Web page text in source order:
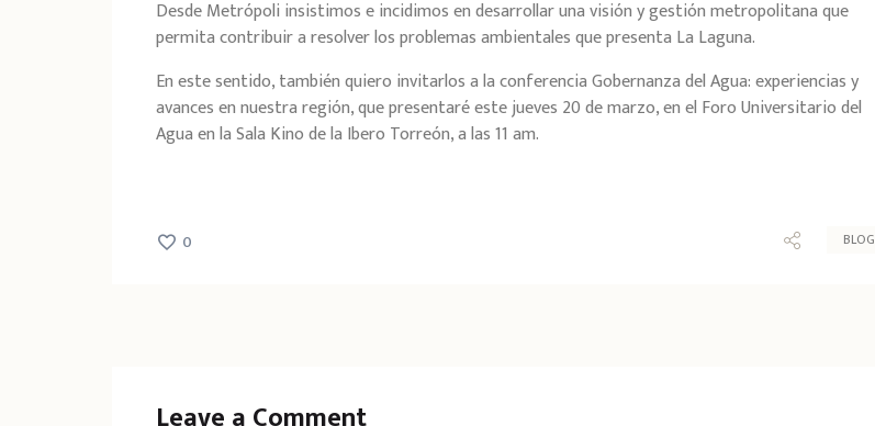
Desde Metrópoli insistimos e incidimos en desarrollar una visión y gestión metropolitana que
permita contribuir a resolver los problemas ambientales que presenta La Laguna.
En este sentido, también quiero invitarlosa la conferencia Gobernanza del Agua: experiencias y
avances en nuestra región, que presentaré este jueves 20 de marzo, en el Foro Universitario del
Agua en la Sala Kino de la Ibero Torreón, a las 11 am.
0 BLOG